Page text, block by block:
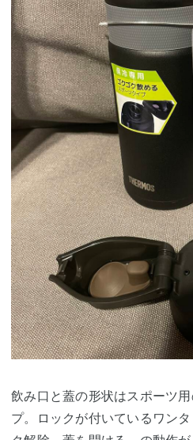
飲み口と蓋の形状はスポーツ
プ。ロックが付いているワン